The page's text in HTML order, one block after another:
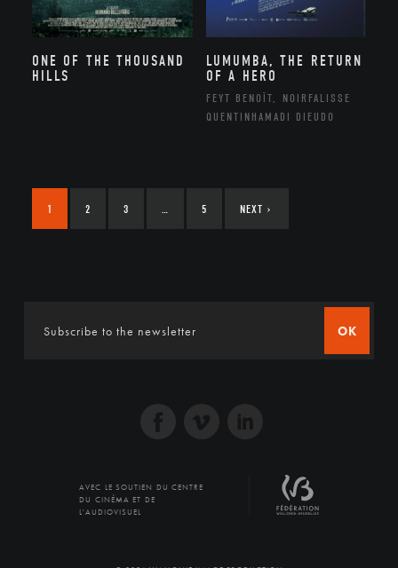
ONE OF THE THOUSAND
HILLS
LUMUMBA, THE RETURN
OF A HERO
FEYT BENOÎT, NOIRFALISSE
QUENTINHAMADI DIEUDO
1 2 3 … 5 NEXT ›
OK
AVEC LE SOUTIEN DU CENTRE
DU CINÉMA ET DE
L'AUDIOVISUEL